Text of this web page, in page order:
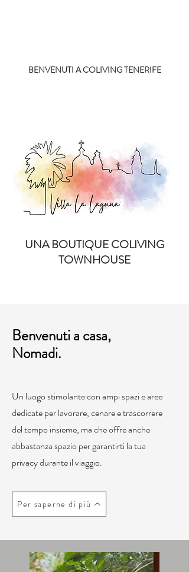
BENVENUTI A COLIVING TENERIFE
UNA BOUTIQUE COLIVING
TOWNHOUSE
Benvenuti a casa,
Nomadi.
Un luogo stimolante con ampi spazi e aree
dedicate per lavorare, cenare e trascorrere
del tempo insieme, ma che offre anche
abbastanza spazio per garantirti la tua
privacy durante il viaggio.
Per saperne di più